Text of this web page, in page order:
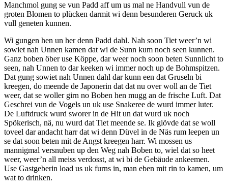
Manchmol gung se vun Padd aff um us mal ne Handvull vun de
groten Blomen to plücken darmit wi denn besunderen Geruck uk
vull geneten kunnen.
Wi gungen hen un her denn Padd dahl. Nah soon Tiet weer’n wi
sowiet nah Unnen kamen dat wi de Sunn kum noch seen kunnen.
Ganz boben öber use Köppe, dar weer noch soon beten Sunnlicht to
seen, nah Unnen to dar keeken wi immer noch up de Bohmspitzen.
Dat gung sowiet nah Unnen dahl dar kunn een dat Gruseln bi
kreegen, do meende de Japonerin dat dat nu over woll an de Tiet
weer, dat se woller girn no Boben hen mugg an de frische Luft. Dat
Geschrei vun de Vogels un uk use Snakeree de wurd immer luter.
De Luftdruck wurd sworer in de Hit un dat wurd uk noch
Spökerisch, nä, nu wurd dat Tiet meende se. Ik glövde dat se woll
toveel dar andacht harr dat wi denn Düvel in de Näs rum leepen un
se dat soon beten mit de Angst kreegen harr. Wi mossen us
mannigmal versnuben up den Weg nah Boben to, wiel dat so heet
weer, weer’n all meiss verdosst, at wi bi de Gebäude ankeemen.
Use Gastgeberin load us uk furns in, man eben mit rin to kamen, um
wat to drinken.